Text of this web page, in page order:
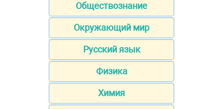
Обществознание
Окружающий мир
Русский язык
Физика
Химия